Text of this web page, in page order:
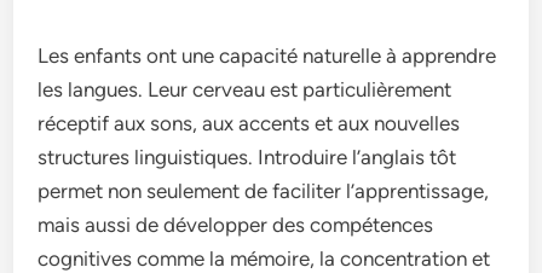
Les enfants ont une capacité naturelle à apprendre
les langues. Leur cerveau est particulièrement
réceptif aux sons, aux accents et aux nouvelles
structures linguistiques. Introduire l’anglais tôt
permet non seulement de faciliter l’apprentissage,
mais aussi de développer des compétences
cognitives comme la mémoire, la concentration et